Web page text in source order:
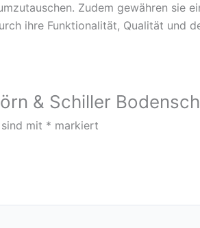
Zudem gewähren sie
ihre Funktionalität, Qualität und
& Schiller
mit * markiert